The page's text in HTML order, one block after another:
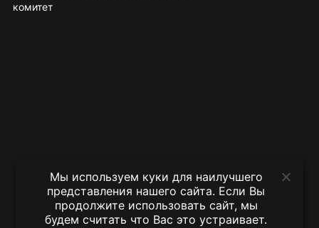
комитет
Мы используем куки для наилучшего
представления нашего сайта. Если Вы
продолжите использовать сайт, мы
будем считать что Вас это устраивает.